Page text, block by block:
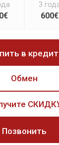
3
600€
в кредит
Обмен
Позвонить